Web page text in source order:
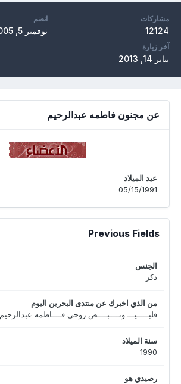
مشاركات
12124
انضم
نوفمبر 5, 2005
آخر زيارة
يناير 14, 2013
عن مجنون فاطمه عبدالرحيم
عيد الميلاد
05/15/1991
Previous Fields
الجنس
ذكر
من الذي اخبرك عن منتدى البحرين اليوم
قلبـــــيـــ ونــــبــــض روحي فــــاطمه عبدالرحيم
سنة الميلاد
1990
رصيدي هو